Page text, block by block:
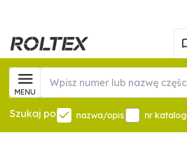
MENU
Szukaj po nazwa/opis nr